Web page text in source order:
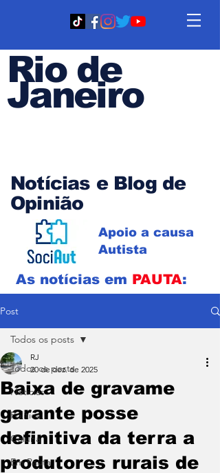
Rio de
Janeiro
Notícias e Blog de
Opinião
Apoio a causa
Autista
As notícias em PAUTA:
Post
Todos os posts
Notícias
Política
Coluna
Em Pauta
Todos os posts
Baixa de gravame
garante posse
definitiva da terra a
produtores rurais de
RJ
20 de dez. de 2025